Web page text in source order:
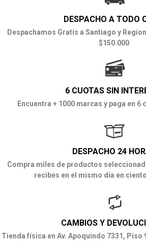
DESPACHO A TODO
Despachamos Gratis a Santiago y
$150.000
6 CUOTAS SIN
Encuentra + 1000 marcas y paga en
DESPACHO 24
Compra miles de productos
recibes en el mismo día en
CAMBIOS Y
Tienda física en Av. Apoquindo 7331, Piso